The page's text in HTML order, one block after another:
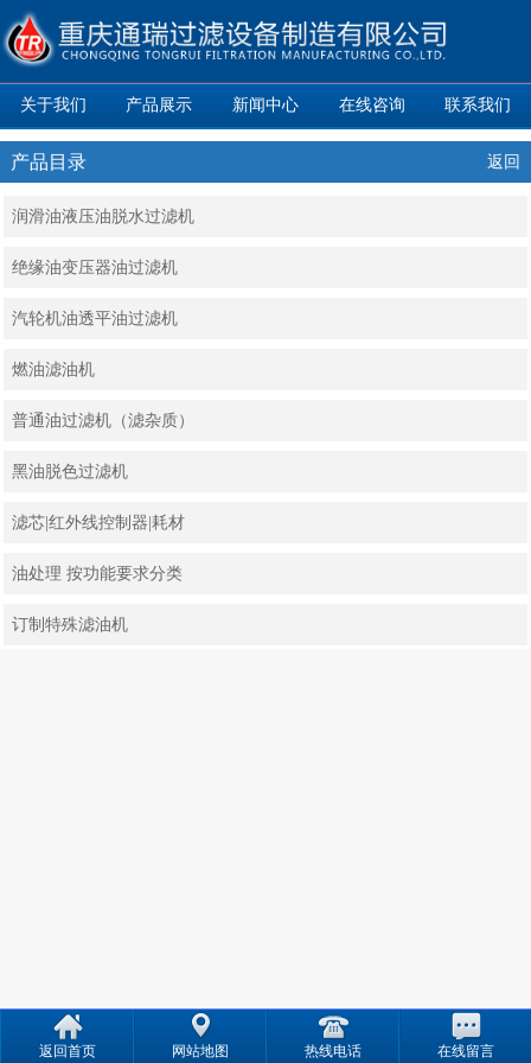
关于我们 产品展示 新闻中心 在线咨询 联系我们
产品目录 返回
润滑油液压油脱水过滤机
绝缘油变压器油过滤机
汽轮机油透平油过滤机
燃油滤油机
普通油过滤机（滤杂质）
黑油脱色过滤机
滤芯|红外线控制器|耗材
油处理 按功能要求分类
订制特殊滤油机
返回首页 网站地图 热线电话 在线留言